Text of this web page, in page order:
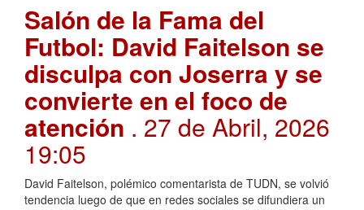
Salón de la Fama del
Futbol: David Faitelson se
disculpa con Joserra y se
convierte en el foco de
atención . 27 de Abril, 2026
19:05
David Faitelson, polémico comentarista de TUDN, se volvió
tendencia luego de que en redes sociales se difundiera un